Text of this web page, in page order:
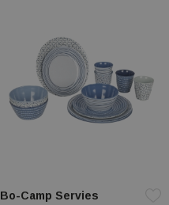
Bo-Camp Servies